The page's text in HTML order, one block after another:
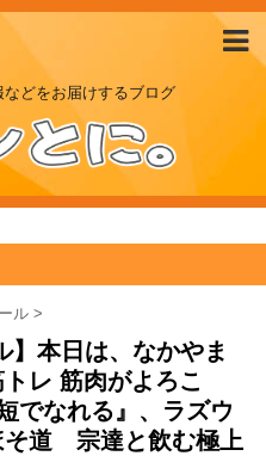
どをお届けするブログ
ル >
】本日は、なかやま
レ 筋肉がよろこ
でなれる』、ラズウ
そ道 宗達と飲む極上